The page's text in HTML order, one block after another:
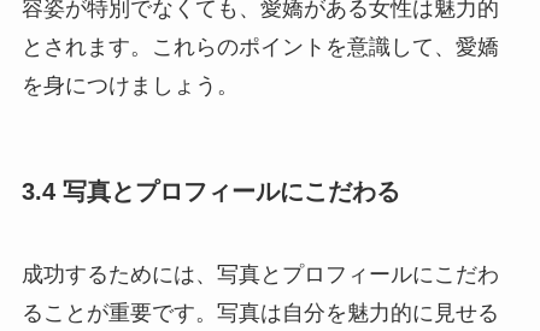
容姿が特別でなくても、愛嬌がある女性は魅力的
とされます。これらのポイントを意識して、愛嬌
を身につけましょう。
3.4 写真とプロフィールにこだわる
成功するためには、写真とプロフィールにこだわ
ることが重要です。写真は自分を魅力的に見せる